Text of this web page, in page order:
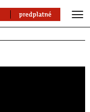
predplatné